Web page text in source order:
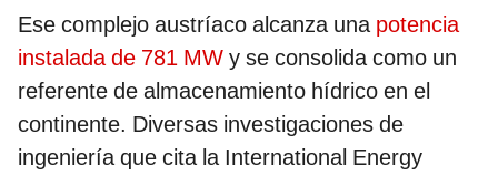
Ese complejo austríaco alcanza una potencia
instalada de 781 MW y se consolida como un
referente de almacenamiento hídrico en el
continente. Diversas investigaciones de
ingeniería que cita la International Energy